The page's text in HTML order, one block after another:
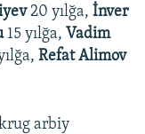
20 yılğa, İnver
15 yılğa, Vadim
Refat Alimov
arbiy